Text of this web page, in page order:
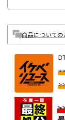
商品について